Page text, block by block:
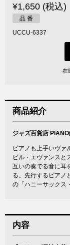
¥1,650 (税込)
品 番
UCCU-6337
在
商品紹介
ジャズ百貨店
ピアノも上手いヴァ
ビル・エヴァンスと
互いの奏でる音に耳
る。先行するピアノ
の「ハニーサックス
内容